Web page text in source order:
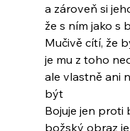
a zároveň si
že s ním jako s
Mučivě cítí, že
je mu z toho
ale vlastně ani
být
Bojuje jen proti
božský obraz